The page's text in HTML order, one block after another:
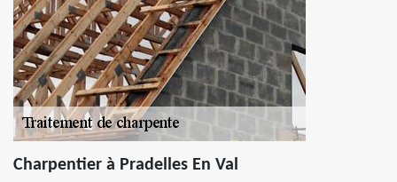
Charpentier à Pradelles En Val